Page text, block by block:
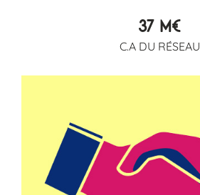
37 M€
C.A DU RÉSEAU